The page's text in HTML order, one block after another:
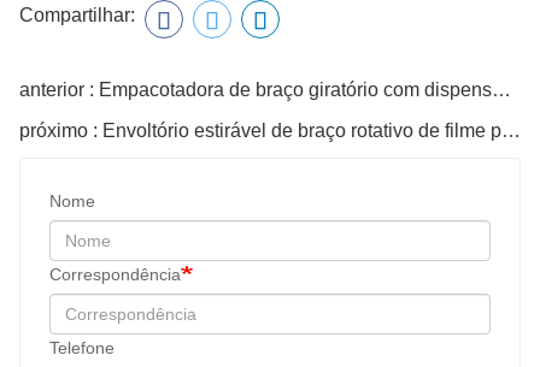
Compartilhar:
anterior : Empacotadora de braço giratório com dispensador de folha superior
próximo : Envoltório estirável de braço rotativo de filme pré-estirável
Nome
Correspondência
Telefone